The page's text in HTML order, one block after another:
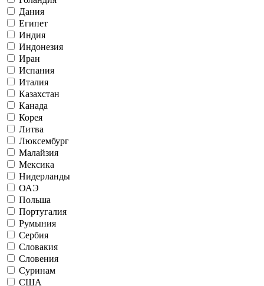
Дания
Египет
Индия
Индонезия
Иран
Испания
Италия
Казахстан
Канада
Корея
Литва
Люксембург
Малайзия
Мексика
Нидерланды
ОАЭ
Польша
Португалия
Румыния
Сербия
Словакия
Словения
Суринам
США